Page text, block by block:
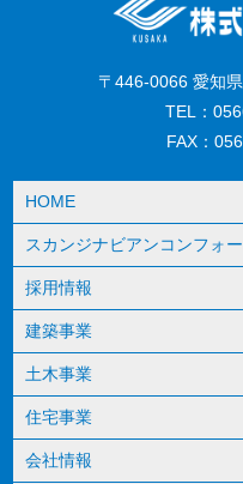
〒446-0066 愛知
TEL：
FAX：
HOME
スカンジナビアンコンフォー
採用情報
建築事業
土木事業
住宅事業
会社情報